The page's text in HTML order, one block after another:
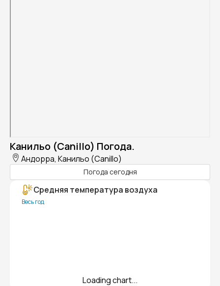
Канильо (Canillo) Погода.
Андорра, Канильо (Canillo)
Погода сегодня
Средняя температура воздуха
Весь год
Loading chart...